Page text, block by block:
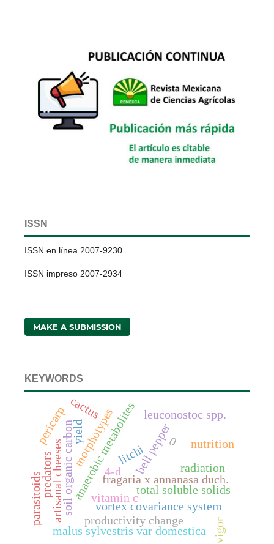
ISSN
ISSN en línea 2007-9230
ISSN impreso 2007-2934
MAKE A SUBMISSION
KEYWORDS
fragaria x annanasa duch.
anaerobic metabolitestotal soluble solids
vitamin c
soil organic carbon bell pepper
vortex covariance system
leuconostoc spp.
artisanal cheeses
malus sylvestris var domestica
predators
parasitoids productivity change
morphotypeslitchi nutrition
pericarp
radiation
vigor
cactus
0
4-d
yield